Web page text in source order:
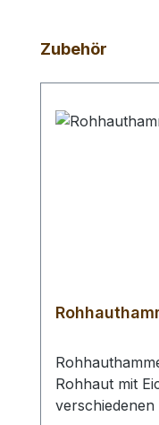
Produktgalerie
Zubehör
Rohhaut mit